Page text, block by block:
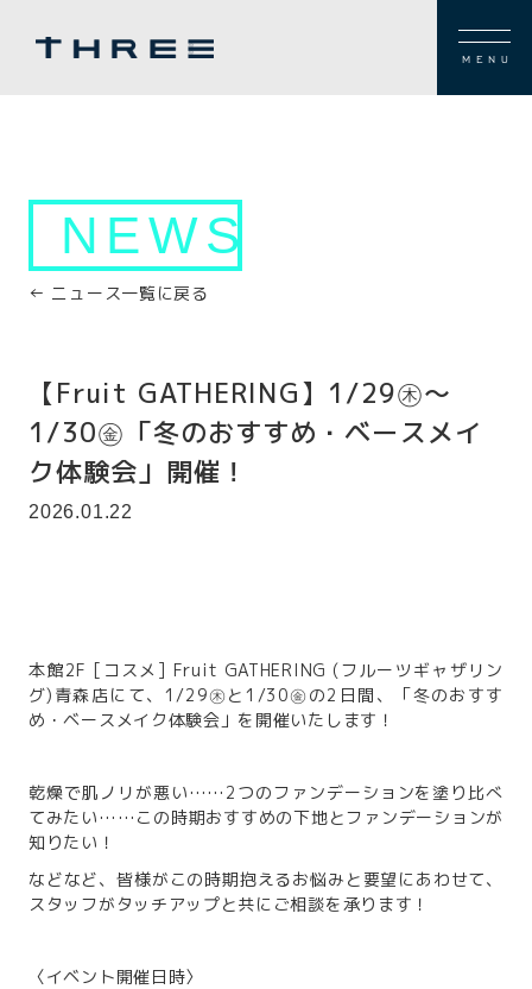
MENU
NEWS
← ニュース一覧に戻る
【Fruit GATHERING】1/29㊍～
1/30㊎「冬のおすすめ・ベースメイ
ク体験会」開催！
2026.01.22
本館2F [コスメ] Fruit GATHERING (フルーツギャザリン
グ)青森店にて、1/29㊍と1/30㊎の2日間、「冬のおすす
め・ベースメイク体験会」を開催いたします！
乾燥で肌ノリが悪い……2つのファンデーションを塗り比べ
てみたい……この時期おすすめの下地とファンデーションが
知りたい！
などなど、皆様がこの時期抱えるお悩みと要望にあわせて、
スタッフがタッチアップと共にご相談を承ります！
〈イベント開催日時〉